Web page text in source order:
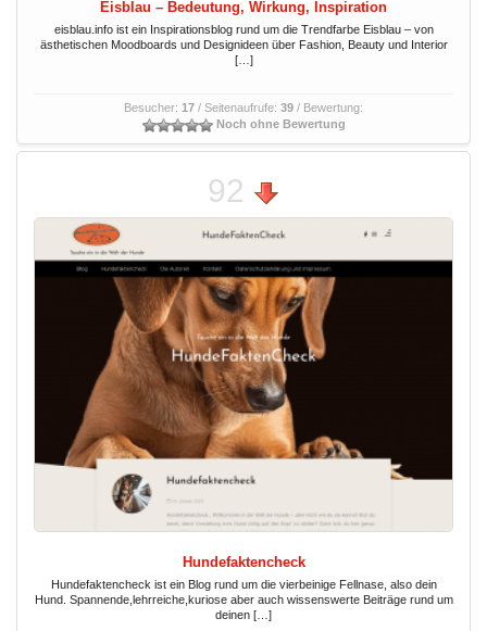
Eisblau – Bedeutung, Wirkung, Inspiration
eisblau.info ist ein Inspirationsblog rund um die Trendfarbe Eisblau – von
ästhetischen Moodboards und Designideen über Fashion, Beauty und Interior
[…]
Besucher: 17 / Seitenaufrufe: 39 / Bewertung:
Noch ohne Bewertung
92
Hundefaktencheck
Hundefaktencheck ist ein Blog rund um die vierbeinige Fellnase, also dein
Hund. Spannende,lehrreiche,kuriose aber auch wissenswerte Beiträge rund um
deinen […]